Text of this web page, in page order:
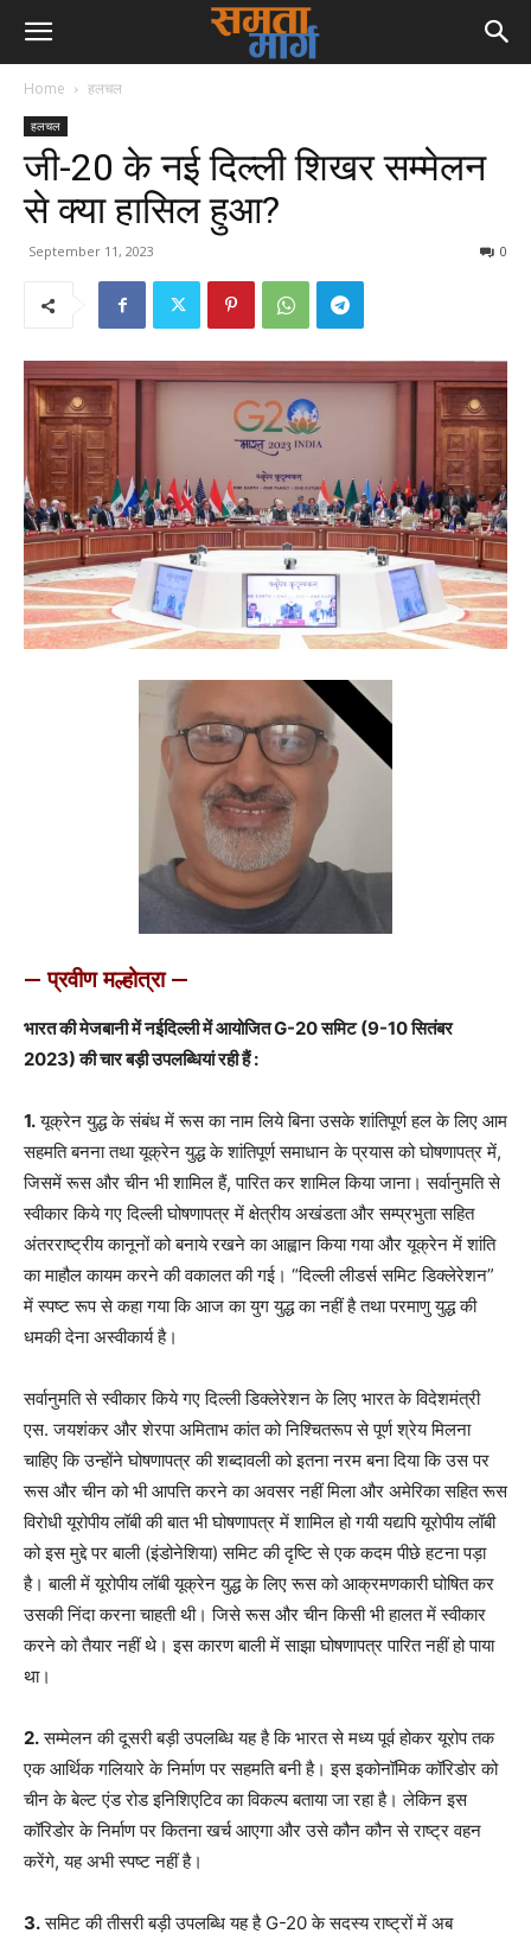
Home हलचल
हलचल
जी-20 के नई दिल्ली शिखर सम्मेलन
से क्या हासिल हुआ?
September 11, 2023 0
— प्रवीण मल्होत्रा —
भारत की मेजबानी में नईदिल्ली में आयोजित G-20 समिट (9-10 सितंबर
2023) की चार बड़ी उपलब्धियां रही हैं :
1.यूक्रेन युद्ध के संबंध में रूस का नाम लिये बिना उसके शांतिपूर्ण हल के लिए आम
सहमति बनना तथा यूक्रेन युद्ध के शांतिपूर्ण समाधान के प्रयास को घोषणापत्र में,
जिसमें रूस और चीन भी शामिल हैं, पारित कर शामिल किया जाना। सर्वानुमति से
स्वीकार किये गए दिल्ली घोषणापत्र में क्षेत्रीय अखंडता और सम्प्रभुता सहित
अंतरराष्ट्रीय कानूनों को बनाये रखने का आह्वान किया गया और यूक्रेन में शांति
का माहौल कायम करने की वकालत की गई। “दिल्ली लीडर्स समिट डिक्लेरेशन”
में स्पष्ट रूप से कहा गया कि आज का युग युद्ध का नहीं है तथा परमाणु युद्ध की
धमकी देना अस्वीकार्य है।
सर्वानुमति से स्वीकार किये गए दिल्ली डिक्लेरेशन के लिए भारत के विदेशमंत्री
एस. जयशंकर और शेरपा अमिताभ कांत को निश्चितरूप से पूर्ण श्रेय मिलना
चाहिए कि उन्होंने घोषणापत्र की शब्दावली को इतना नरम बना दिया कि उस पर
रूस और चीन को भी आपत्ति करने का अवसर नहीं मिला और अमेरिका सहित रूस
विरोधी यूरोपीय लॉबी की बात भी घोषणापत्र में शामिल हो गयी यद्यपि यूरोपीय लॉबी
को इस मुद्दे पर बाली (इंडोनेशिया) समिट की दृष्टि से एक कदम पीछे हटना पड़ा
है। बाली में यूरोपीय लॉबी यूक्रेन युद्ध के लिए रूस को आक्रमणकारी घोषित कर
उसकी निंदा करना चाहती थी। जिसे रूस और चीन किसी भी हालत में स्वीकार
करने को तैयार नहीं थे। इस कारण बाली में साझा घोषणापत्र पारित नहीं हो पाया
था।
2.सम्मेलन की दूसरी बड़ी उपलब्धि यह है कि भारत से मध्य पूर्व होकर यूरोप तक
एक आर्थिक गलियारे के निर्माण पर सहमति बनी है। इस इकोनॉमिक कॉरिडोर को
चीन के बेल्ट एंड रोड इनिशिएटिव का विकल्प बताया जा रहा है। लेकिन इस
कॉरिडोर के निर्माण पर कितना खर्च आएगा और उसे कौन कौन से राष्ट्र वहन
करेंगे, यह अभी स्पष्ट नहीं है।
3.समिट की तीसरी बड़ी उपलब्धि यह है G-20 के सदस्य राष्ट्रों में अब